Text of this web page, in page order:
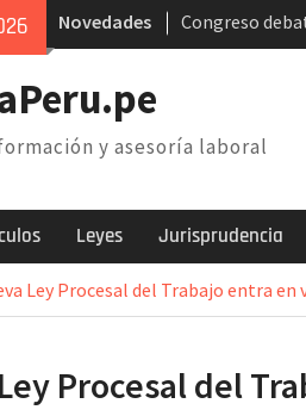
Novedades
Congreso
AFP.
nacional
necesidad de
y asesoría laboral
Leyes Jurisprudencia
Ley Procesal del Trabajo entra en
Procesal del